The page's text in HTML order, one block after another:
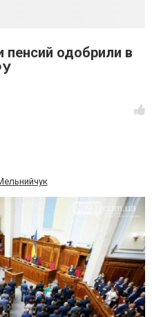
пенсий одобрили в